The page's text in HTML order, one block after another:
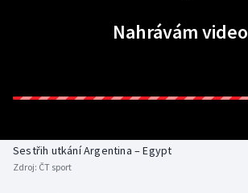
Americký fotbal
Biatlon
Aplikace ČT sport
Nahrávám video
Sestřih utkání Argentina – Egypt
Zdroj: ČT sport